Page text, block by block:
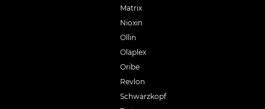
Matrix
Nioxin
Ollin
Olaplex
Oribe
Revlon
Schwarzkopf